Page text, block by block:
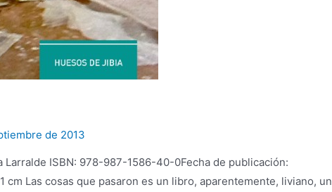
de 2013
ISBN: 978-987-1586-40-0Fecha de publicación:
cm Las cosas que pasaron es un libro, aparentemente, liviano, un